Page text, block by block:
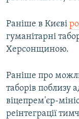
Раніше в Києві
гуманітарні
Херсонщиною.
Раніше про
таборів поблизу
віцепрем'єр-
реінтеграції